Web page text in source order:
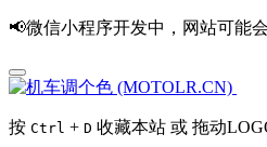
📢微信小程序开发中，网站可能
按 Ctrl + D 收藏本站 或 拖动